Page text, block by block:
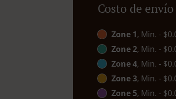
Costo de envío
Zone 1, Min. -
Zone 2, Min. -
Zone 4, Min. -
Zone 3, Min. -
Zone 5, Min. -